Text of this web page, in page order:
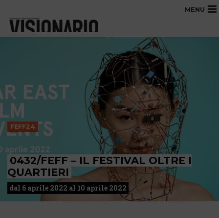
MENU
FEFF24
0432/FEFF – IL FESTIVAL OLTRE I
QUARTIERI
dal 6 aprile 2022 al 10 aprile 2022